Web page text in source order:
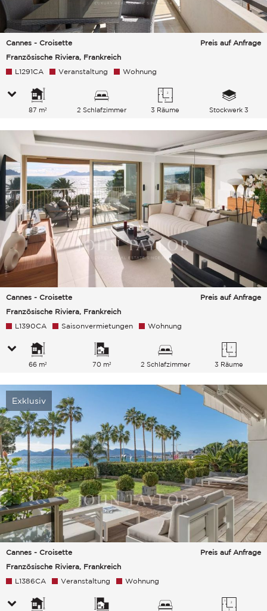
Cannes - Croisette
Französische Riviera, Frankreich
Preis auf Anfrage
L1291CA Veranstaltung Wohnung
87 m² 2 Schlafzimmer 3 Räume Stockwerk 3
Cannes - Croisette
Französische Riviera, Frankreich
Preis auf Anfrage
L1390CA Saisonvermietungen Wohnung
66 m² 70 m² 2 Schlafzimmer 3 Räume
Exklusiv
Cannes - Croisette
Französische Riviera, Frankreich
Preis auf Anfrage
L1386CA Veranstaltung Wohnung